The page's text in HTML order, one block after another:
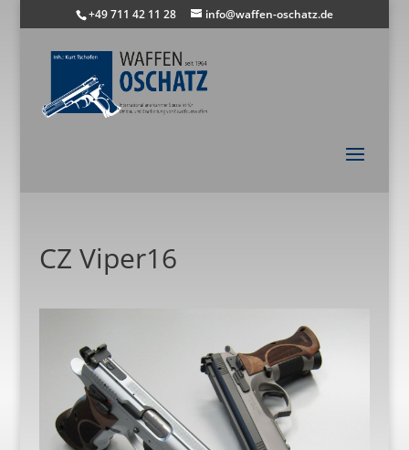
+49 711 42 11 28 info@waffen-oschatz.de
CZ Viper16